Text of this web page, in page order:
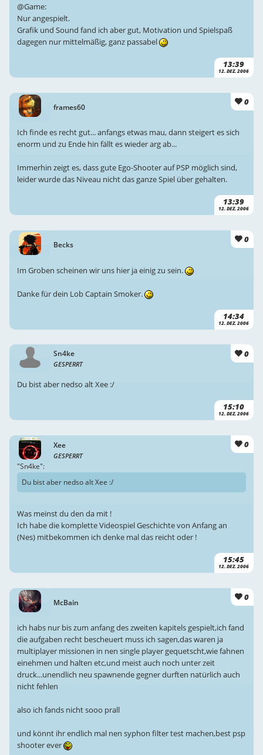
13:39
12. DEZ. 2006
@Game:
Nur angespielt.
Grafik und Sound fand ich aber gut, Motivation und Spielspaß
dagegen nur mittelmäßig, ganz passabel
frames60
0
13:39
12. DEZ. 2006
Ich finde es recht gut... anfangs etwas mau, dann steigert es sich
enorm und zu Ende hin fällt es wieder arg ab...
Immerhin zeigt es, dass gute Ego-Shooter auf PSP möglich sind,
leider wurde das Niveau nicht das ganze Spiel über gehalten.
Becks
0
14:34
12. DEZ. 2006
Im Groben scheinen wir uns hier ja einig zu sein.
Danke für dein Lob Captain Smoker.
Sn4ke
GESPERRT
0
15:10
12. DEZ. 2006
Du bist aber nedso alt Xee :/
Xee
GESPERRT
0
15:45
12. DEZ. 2006
"Sn4ke":
Du bist aber nedso alt Xee :/
Was meinst du den da mit !
Ich habe die komplette Videospiel Geschichte von Anfang an
(Nes) mitbekommen ich denke mal das reicht oder !
McBain
0
ich habs nur bis zum anfang des zweiten kapitels gespielt,ich fand
die aufgaben recht bescheuert muss ich sagen,das waren ja
multiplayer missionen in nen single player gequetscht,wie fahnen
einehmen und halten etc,und meist auch noch unter zeit
druck...unendlich neu spawnende gegner durften natürlich auch
nicht fehlen
also ich fands nicht sooo prall
und könnt ihr endlich mal nen syphon filter test machen,best psp
shooter ever